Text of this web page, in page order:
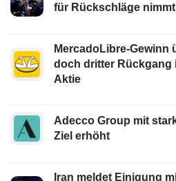
für Rückschläge
MercadoLibre-Gewinn
doch dritter Rückgang
Aktie
Adecco Group mit
Ziel erhöht
Iran meldet Einigung